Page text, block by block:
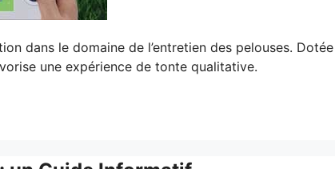
dans le domaine de l’entretien des pelouses.
une expérience de tonte qualitative.